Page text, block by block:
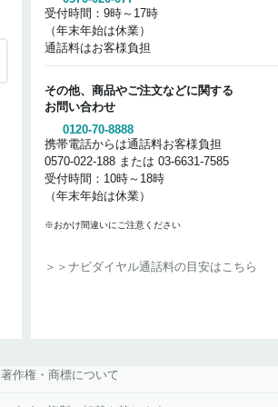
受付時間：9時～17時
（年末年始は休業）
通話料はお客様負担
その他、商品やご注文などに関する
お問い合わせ
0120-70-8888
携帯電話からは通話料お客様負担
0570-022-188 または 03-6631-7585
受付時間：10時～18時
（年末年始は休業）
※おかけ間違いにご注意ください
＞＞ナビダイヤル通話料の目安はこちら
著作権・商標について